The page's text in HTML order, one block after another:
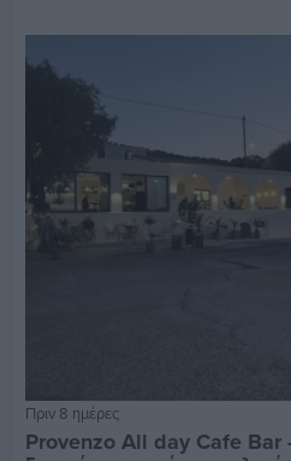
Πριν 8 ημέρες
Provenzo All day Cafe